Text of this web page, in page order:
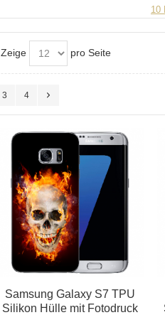
10
Zeige pro Seite
3 4
Samsung Galaxy S7 TPU
Silikon Hülle mit Fotodruck